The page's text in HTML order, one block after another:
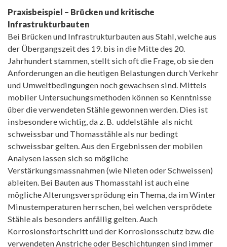
Praxisbeispiel – Brücken und kritische
Infrastrukturbauten
Bei Brücken und Infrastrukturbauten aus Stahl, welche aus
der Übergangszeit des 19. bis in die Mitte des 20.
Jahrhundert stammen, stellt sich oft die Frage, ob sie den
Anforderungen an die heutigen Belastungen durch Verkehr
und Umweltbedingungen noch gewachsen sind. Mittels
mobiler Untersuchungsmethoden können so Kenntnisse
über die verwendeten Stähle gewonnen werden. Dies ist
insbesondere wichtig, da z. B. uddelstähle als nicht
schweissbar und Thomasstähle als nur bedingt
schweissbar gelten. Aus den Ergebnissen der mobilen
Analysen lassen sich so mögliche
Verstärkungsmassnahmen (wie Nieten oder Schweissen)
ableiten. Bei Bauten aus Thomasstahl ist auch eine
mögliche Alterungsversprödung ein Thema, da im Winter
Minustemperaturen herrschen, bei welchen versprödete
Stähle als besonders anfällig gelten. Auch
Korrosionsfortschritt und der Korrosionsschutz bzw. die
verwendeten Anstriche oder Beschichtungen sind immer